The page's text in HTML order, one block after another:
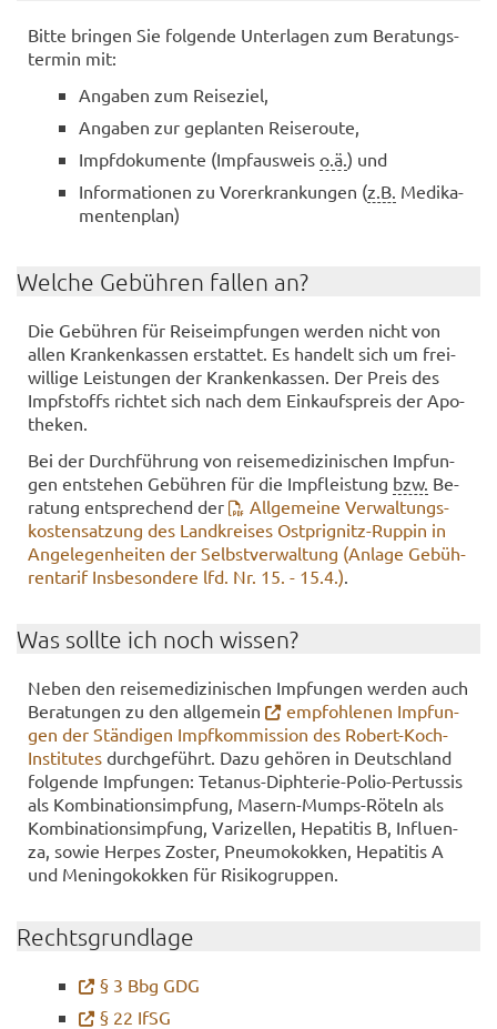
Bitte brin­gen Sie fol­gen­de Un­ter­la­gen zum Be­ra­tungs­
ter­min mit:
An­ga­ben zum Rei­se­ziel,
An­ga­ben zur ge­plan­ten Rei­se­rou­te,
Impf­do­ku­men­te (Impf­aus­weis o.ä.) und
In­for­ma­tio­nen zu Vor­er­kran­kun­gen (z.B. Me­di­ka­
men­ten­plan)
Wel­che Ge­büh­ren fal­len an?
Die Ge­büh­ren für Rei­se­imp­fun­gen wer­den nicht von
allen Kran­ken­kas­sen er­stat­tet. Es han­delt sich um frei­
wil­li­ge Leis­tun­gen der Kran­ken­kas­sen. Der Preis des
Impf­stoffs rich­tet sich nach dem Ein­kaufs­preis der Apo­
the­ken.
Bei der Durch­füh­rung von rei­se­me­di­zi­ni­schen Imp­fun­
gen ent­ste­hen Ge­büh­ren für die Impf­leis­tung bzw. Be­
ra­tung ent­spre­chend der
All­ge­mei­ne Ver­wal­tungs­
kos­ten­sat­zung des Land­krei­ses Ostprignitz-​Ruppin in
An­ge­le­gen­hei­ten der Selbst­ver­wal­tung (An­la­ge Ge­büh­
ren­ta­rif Ins­be­son­de­re lfd. Nr. 15. - 15.4.).
Was soll­te ich noch wis­sen?
Neben den rei­se­me­di­zi­ni­schen Imp­fun­gen wer­den auch
Be­ra­tun­gen zu den all­ge­mein
emp­foh­le­nen Imp­fun­
gen der Stän­di­gen Impf­kom­mis­si­on des Robert-​Koch-
Institutes durch­ge­führt. Dazu ge­hö­ren in Deutsch­land
fol­gen­de Imp­fun­gen: Tetanus-​Diphterie-Polio-Pertussis
als Kom­bi­na­ti­ons­imp­fung, Masern-​Mumps-Röteln als
Kom­bi­na­ti­ons­imp­fung, Va­ri­zel­len, He­pa­ti­tis B, In­flu­en­
za, sowie Her­pes Zos­ter, Pneu­mo­kok­ken, He­pa­ti­tis A
und Me­nin­go­kok­ken für Ri­si­ko­grup­pen.
Rechts­grund­la­ge
§ 3 Bbg GDG
§ 22 IfSG